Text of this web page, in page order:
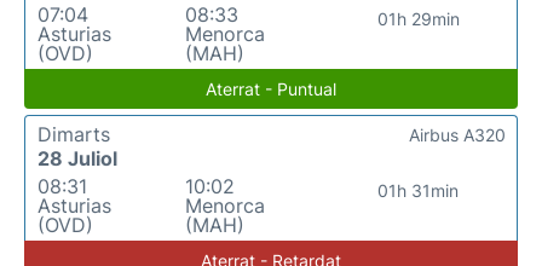
07:04
Asturias
(OVD)
08:33
Menorca
(MAH)
01h 29min
Aterrat - Puntual
Dimarts
28 Juliol
08:31
Asturias
(OVD)
10:02
Menorca
(MAH)
01h 31min
Airbus A320
Aterrat - Retardat